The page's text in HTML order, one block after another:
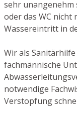
sehr unangenehm
oder das WC nicht
Wassereintritt in
Wir als
fachmännische
notwendige
Verstopfung